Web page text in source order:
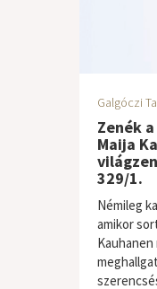
Galgóczi
Zenék
Maija
329/1.
Némileg
amikor
Kauhanen